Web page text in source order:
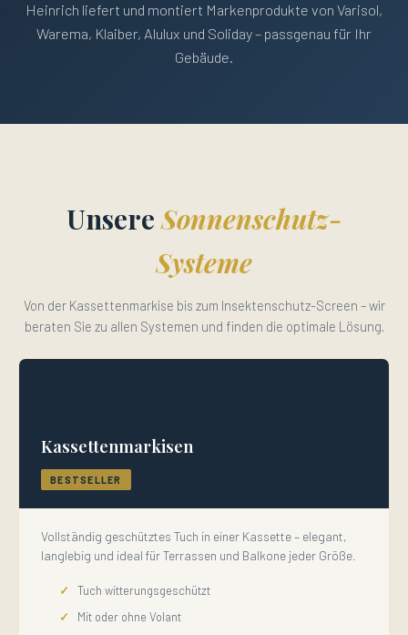
Heinrich liefert und montiert Markenprodukte von Varisol,
Warema, Klaiber, Alulux und Soliday – passgenau für Ihr
Gebäude.
UnsereSonnenschutz-
Systeme
Von der Kassettenmarkise bis zum Insektenschutz-Screen – wir
beraten Sie zu allen Systemen und finden die optimale Lösung.
Kassettenmarkisen
BESTSELLER
Vollständig geschütztes Tuch in einer Kassette – elegant,
langlebig und ideal für Terrassen und Balkone jeder Größe.
Tuch witterungsgeschützt
Mit oder ohne Volant